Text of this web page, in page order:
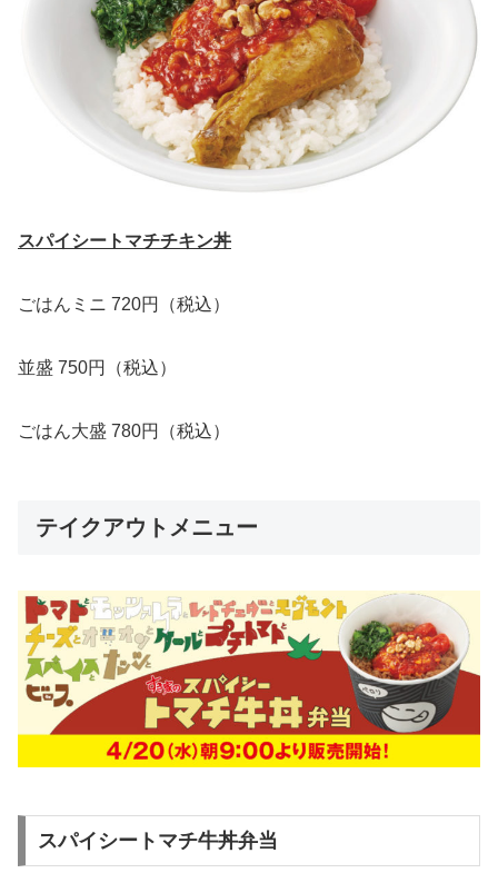
スパイシートマチチキン丼
ごはんミニ 720円（税込）
並盛 750円（税込）
ごはん大盛 780円（税込）
テイクアウトメニュー
スパイシートマチ牛丼弁当